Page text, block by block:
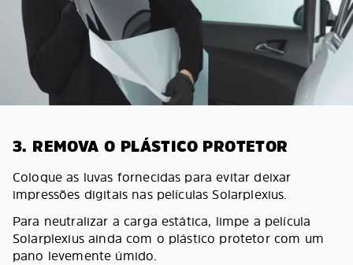
3. REMOVA O PLÁSTICO PROTETOR
Coloque as luvas fornecidas para evitar deixar
impressões digitais nas películas Solarplexius.
Para neutralizar a carga estática, limpe a película
Solarplexius ainda com o plástico protetor com um
pano levemente úmido.